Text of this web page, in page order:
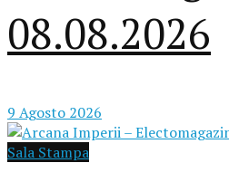
08.08.2026
9 Agosto 2026
Sala Stampa